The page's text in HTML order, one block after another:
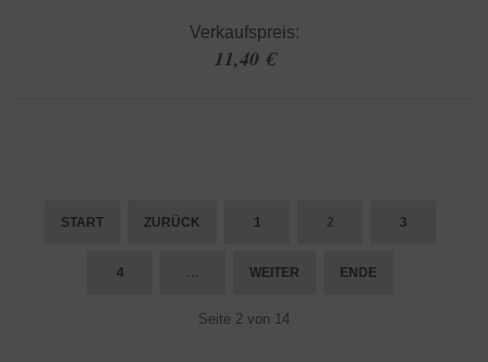
Verkaufspreis:
11,40 €
START ZURÜCK 1 2 3
4 WEITER ENDE
Seite 2 von 14